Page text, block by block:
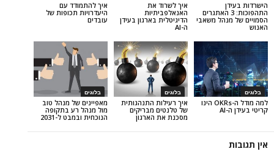
איך להתמודד עם
היעדרויות תכופות של
עובדים
איך לשרוד את
האנאלפביתיוּת
הדיגיטלית בארגון בעידן
3 האתגרים
משאבי
בלוגים
מאפיינים של מנהל טוב
מול מנהל רע בתקופה
הנוכחית ובמבט ל-2031
בלוגים
איך רעילות התנהגותית
של טלנטים מבריקים
מסכנת את הארגון
למה מודל ה-OKRs הינו